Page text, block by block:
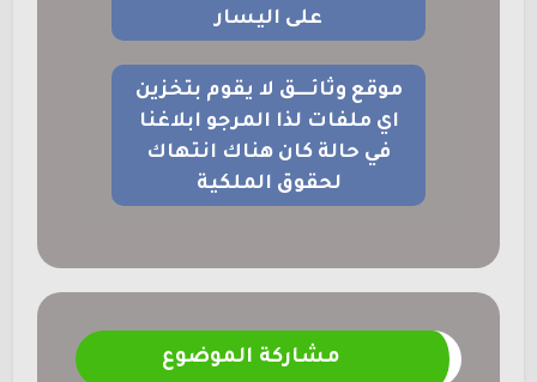
على اليسار
موقع وثائــــق لا يقوم بتخزين
اي ملفات لذا المرجو ابلاغنا
في حالة كان هناك انتهاك
لحقوق الملكية
مشاركة الموضوع